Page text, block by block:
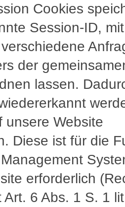
Cookies
Session-ID, mit
der
lassen.
unsere Website
Diese ist für die
erforderlich
Art. 6 Abs. 1 S. 1